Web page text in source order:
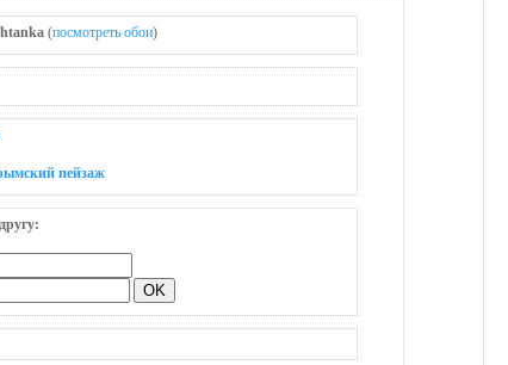
(посмотреть обои)
пейзаж